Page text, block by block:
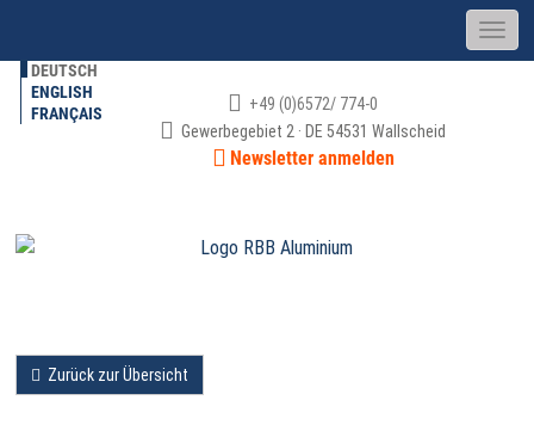
DEUTSCH
ENGLISH
FRANÇAIS
+49 (0)6572/ 774-0
Gewerbegebiet 2 · DE 54531 Wallscheid
Newsletter anmelden
Zurück zur Übersicht